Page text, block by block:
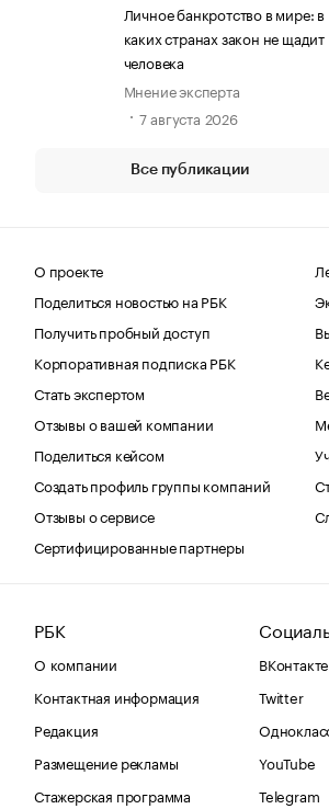
Личное банкротство в мире: в
каких странах закон не щадит
человека
Мнение эксперта
7 августа 2026
Все публикации
О проекте
Поделиться новостью на РБК
Получить пробный доступ
Корпоративная подписка РБК
Стать экспертом
Отзывы о вашей компании
Поделиться кейсом
Создать профиль группы компаний
Отзывы о сервисе
Сертифицированные партнеры
РБК
О компании
Контактная информация
Редакция
Размещение рекламы
Стажерская программа
ВКонтакте
Twitter
YouTube
Telegram